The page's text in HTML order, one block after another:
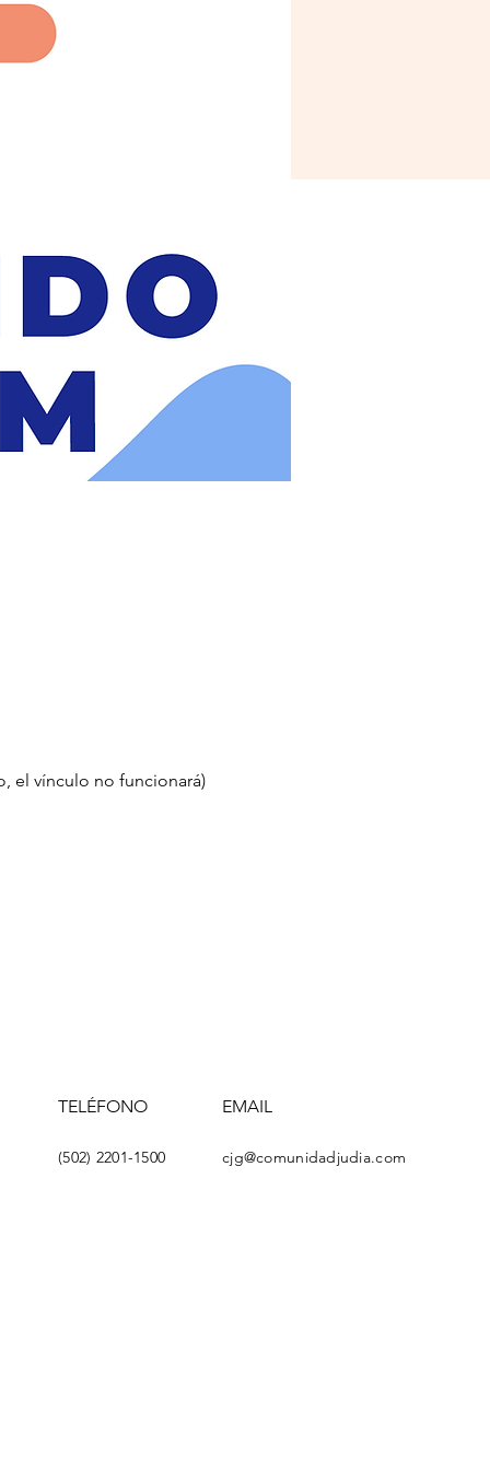
el vínculo no funcionará)
TELÉFONO
(502) 2201-1500
EMAIL
cjg@comunidadjudia.com